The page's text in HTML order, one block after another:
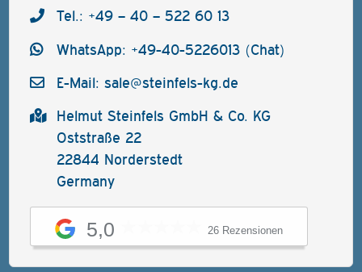
Tel.: +49 – 40 – 522 60 13
WhatsApp: +49-40-5226013 (Chat)
E-Mail: sale@steinfels-kg.de
Helmut Steinfels GmbH & Co. KG
Oststraße 22
22844 Norderstedt
Germany
5,0 26 Rezensionen